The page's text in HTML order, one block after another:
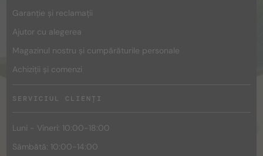
Garanție și reclamații
Ajutor cu alegerea
Magazinul nostru și cumpărăturile personale
Achiziții și comenzi
SERVICIUL CLIENȚI
Luni - Vineri: 10:00-18:00
Sâmbătă: 10:00-14:00